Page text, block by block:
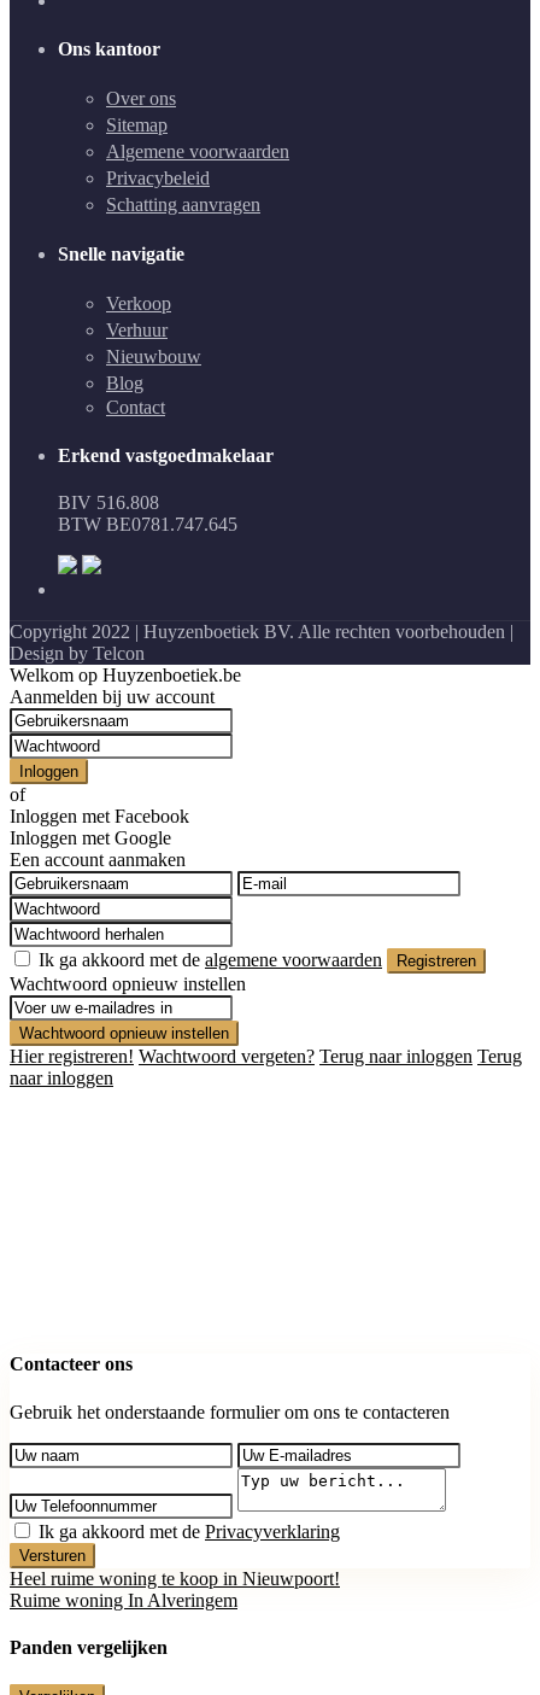
Ons kantoor
Over ons
Sitemap
Algemene voorwaarden
Privacybeleid
Schatting aanvragen
Snelle navigatie
Verkoop
Verhuur
Nieuwbouw
Blog
Contact
Erkend vastgoedmakelaar
BIV 516.808
BTW BE0781.747.645
Copyright 2022 | Huyzenboetiek BV. Alle rechten voorbehouden |
Design by Telcon
Welkom op Huyzenboetiek.be
Aanmelden bij uw account
Inloggen
of
Inloggen met Facebook
Inloggen met Google
Een account aanmaken
Ik ga akkoord met de algemene voorwaarden Registreren
Wachtwoord opnieuw instellen
Wachtwoord opnieuw instellen
Hier registreren! Wachtwoord vergeten? Terug naar inloggen Terug
naar inloggen
Contacteer ons
Gebruik het onderstaande formulier om ons te contacteren
Ik ga akkoord met de Privacyverklaring
Versturen
Heel ruime woning te koop in Nieuwpoort!
Ruime woning In Alveringem
Panden vergelijken